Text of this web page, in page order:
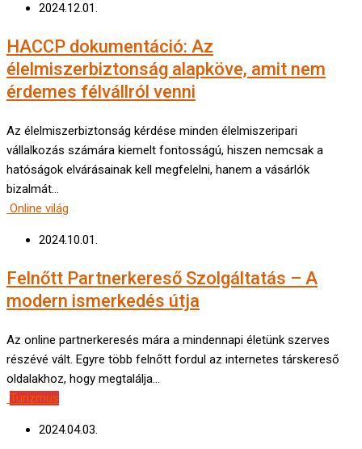
2024.12.01.
HACCP dokumentáció: Az
élelmiszerbiztonság alapköve, amit nem
érdemes félvállról venni
Az élelmiszerbiztonság kérdése minden élelmiszeripari
vállalkozás számára kiemelt fontosságú, hiszen nemcsak a
hatóságok elvárásainak kell megfelelni, hanem a vásárlók
bizalmát…
Online világ
2024.10.01.
Felnőtt Partnerkereső Szolgáltatás – A
modern ismerkedés útja
Az online partnerkeresés mára a mindennapi életünk szerves
részévé vált. Egyre több felnőtt fordul az internetes társkereső
oldalakhoz, hogy megtalálja…
Turizmus
2024.04.03.